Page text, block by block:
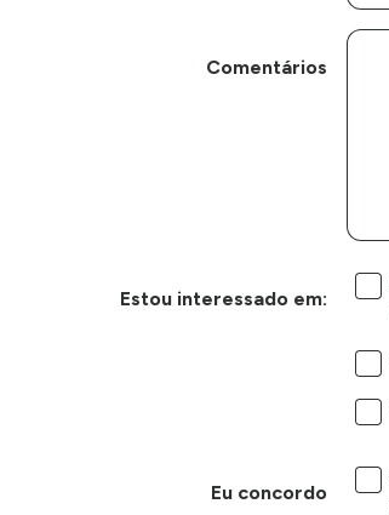
Comentários
Estou interessado em:
Eu concordo